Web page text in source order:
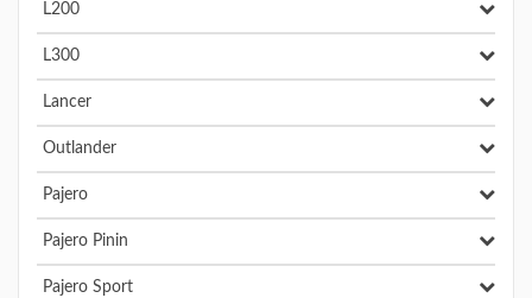
L200
L300
Lancer
Outlander
Pajero
Pajero Pinin
Pajero Sport